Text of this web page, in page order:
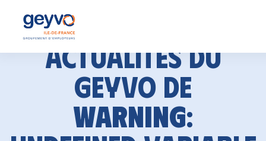
Actualités du
GEYVO de
Warning: